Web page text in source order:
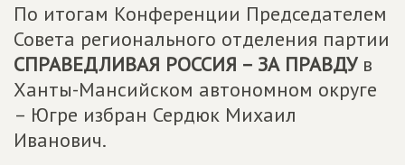
По итогам Конференции Председателем
Совета регионального отделения партии
СПРАВЕДЛИВАЯ РОССИЯ – ЗА ПРАВДУв
Ханты-Мансийском автономном округе
– Югре избран Сердюк Михаил
Иванович.